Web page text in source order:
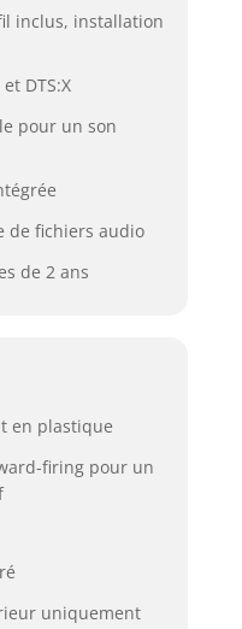
inclus, installation
DTS:X
pour un son
de fichiers audio
de 2 ans
en plastique
firing pour un
uniquement